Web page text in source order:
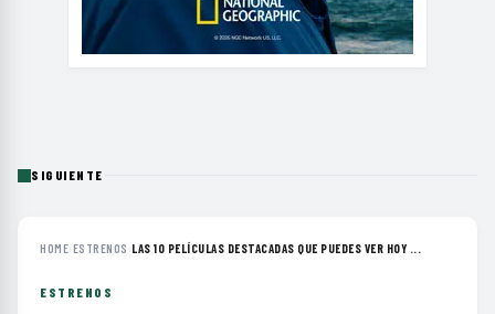
SIGUIENTE
HOME›ESTRENOS ›LAS 10 PELÍCULAS DESTACADAS QUE PUEDES VER HOY ...
ESTRENOS